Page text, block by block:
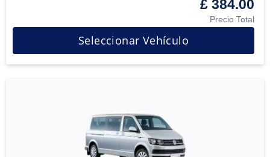
£ 384.00
Precio Total
Seleccionar Vehículo